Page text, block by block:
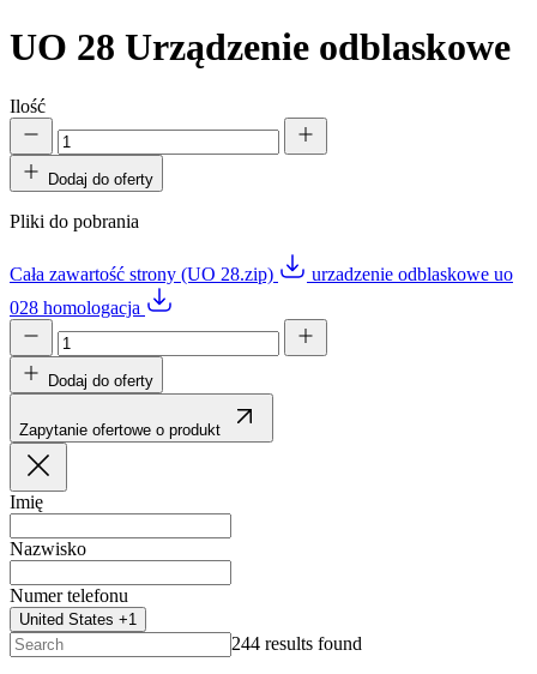
UO 28 Urządzenie odblaskowe
Ilość
Dodaj do oferty
Pliki do pobrania
Cała zawartość strony (UO 28.zip)
urzadzenie odblaskowe uo
028 homologacja
Dodaj do oferty
Zapytanie ofertowe o produkt
Imię
Nazwisko
Numer telefonu
United States +1
244 results found